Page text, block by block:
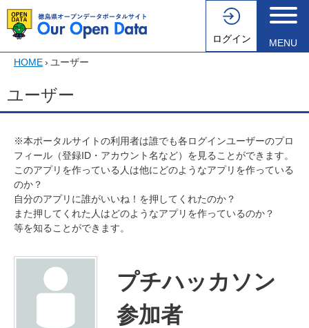
ログイン
MENU
HOME› ユーザー
ユーザー
※本ポータルサイトの利用者は誰でも各ログインユーザーのプロ
フィール（登録ID・アカウント名など）を見ることができます。
このアプリを作っている人は他にどのようなアプリを作っている
のか？
自分のアプリに誰がいいね！を押してくれたのか？
また押してくれた人はどのようなアプリを作っているのか？
等を知ることができます。
プチハッカソン
参加者